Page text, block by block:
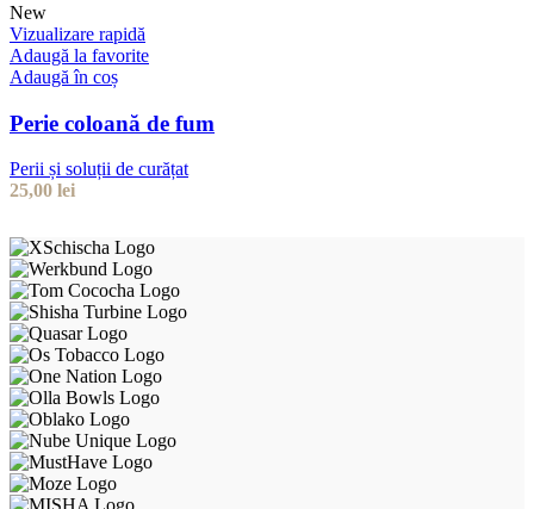
New
Vizualizare rapidă
Adaugă la favorite
Adaugă în coș
Perie coloană de fum
Perii și soluții de curățat
25,00 lei